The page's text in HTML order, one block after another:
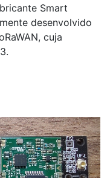
Smart
desenvolvido
cuja